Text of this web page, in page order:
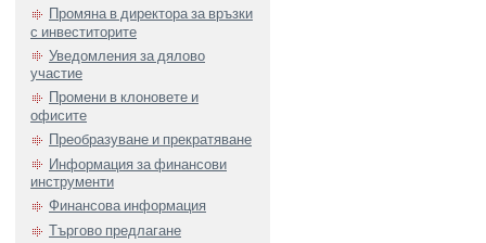
Промяна в директора за връзки
с инвеститорите
Уведомления за дялово
участие
Промени в клоновете и
офисите
Преобразуване и прекратяване
Информация за финансови
инструменти
Финансова информация
Търгово предлагане